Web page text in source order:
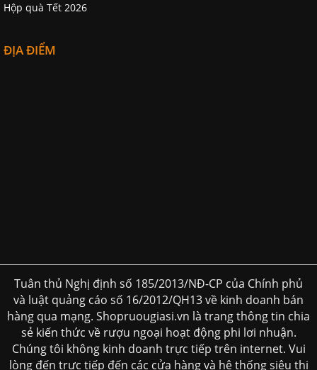
Hộp quà Tết 2026
ĐỊA ĐIỂM
Tuân thủ Nghị định số 185/2013/NĐ-CP của Chính phủ
và luật quảng cáo số 16/2012/QH13 về kinh doanh bán
hàng qua mạng. Shopruougiasi.vn là trang thông tin chia
sẻ kiến thức về rượu ngoại hoạt động phi lơi nhuận.
Chúng tôi không kinh doanh trực tiếp trên internet. Vui
lòng đến trực tiếp đến các cửa hàng và hệ thống siêu thị